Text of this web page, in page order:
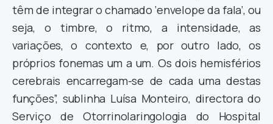
têm de integrar o chamado ‘envelope da fala’, ou
seja, o timbre, o ritmo, a intensidade, as
variações, o contexto e, por outro lado, os
próprios fonemas um a um. Os dois hemisférios
cerebrais encarregam-se de cada uma destas
funções”, sublinha Luísa Monteiro, directora do
Serviço de Otorrinolaringologia do Hospital